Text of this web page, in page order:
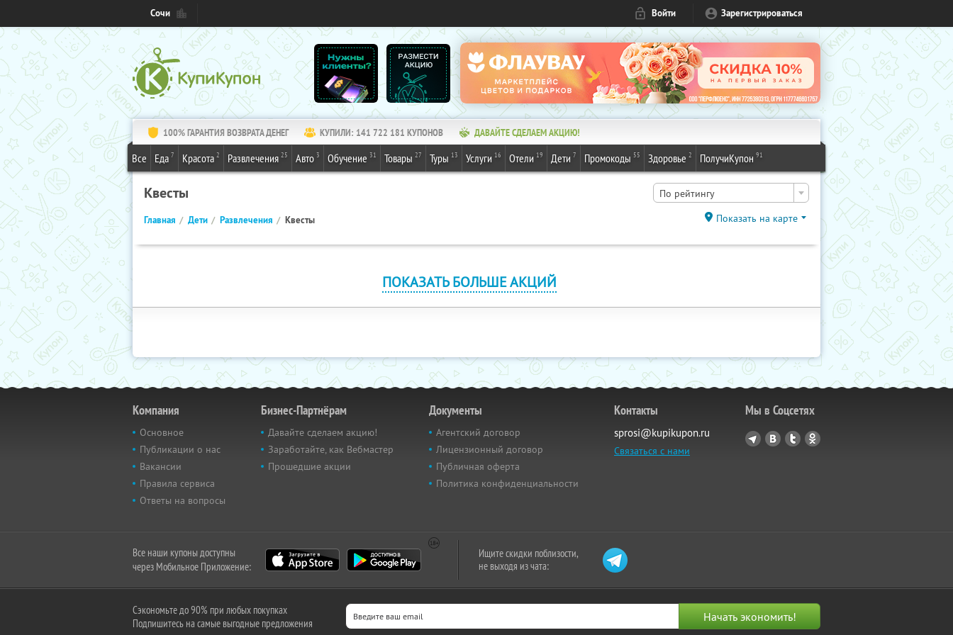
Сочи Войти Зарегистрироваться
100% ГАРАНТИЯ ВОЗВРАТА ДЕНЕГ КУПИЛИ: 141 722 181 КУПОНОВ ДАВАЙТЕ СДЕЛАЕМ АКЦИЮ!
Все Еда 7 Красота 2 Развлечения 25 Авто 3 Обучение 31 Товары 27 Туры 13 Услуги 16 Отели 19 Дети 7 Промокоды 55 Здоровье 2 ПолучиКупон 91
Квесты По рейтингу
Главная Дети Развлечения Квесты Показать на карте
ПОКАЗАТЬ БОЛЬШЕ АКЦИЙ
Компания
Основное
Публикации о нас
Вакансии
Правила сервиса
Ответы на вопросы
Бизнес-Партнёрам
Давайте сделаем акцию!
Заработайте, как Вебмастер
Прошедшие акции
Документы
Агентский договор
Лицензионный договор
Публичная оферта
Политика конфиденциальности
Контакты
sprosi@kupikupon.ru
Связаться с нами
Мы в Соцсетях
Все наши купоны доступны
через Мобильное Приложение:
Ищите скидки поблизости,
не выходя из чата:
Сэкономьте до 90% при любых покупках
Подпишитесь на самые выгодные предложения